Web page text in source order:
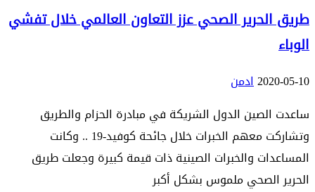
طريق الحرير الصحي عزز التعاون العالمي خلال تفشي
الوباء
2020-05-10ادمن
ساعدت الصين الدول الشريكة في مبادرة الحزام والطريق
وتشاركت معهم الخبرات خلال جائحة كوفيد-19 .. وكانت
المساعدات والخبرات الصينية ذات قيمة كبيرة وجعلت طريق
الحرير الصحي ملموس بشكل أكبر